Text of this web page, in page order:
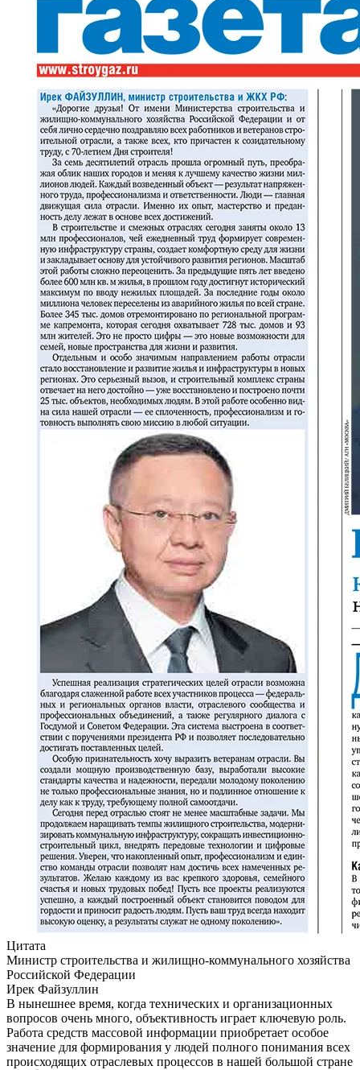
Цитата
Министр строительства и жилищно-коммунального хозяйства
Российской Федерации
Ирек Файзуллин
В нынешнее время, когда технических и организационных
вопросов очень много, объективность играет ключевую роль.
Работа средств массовой информации приобретает особое
значение для формирования у людей полного понимания всех
происходящих отраслевых процессов в нашей большой стране